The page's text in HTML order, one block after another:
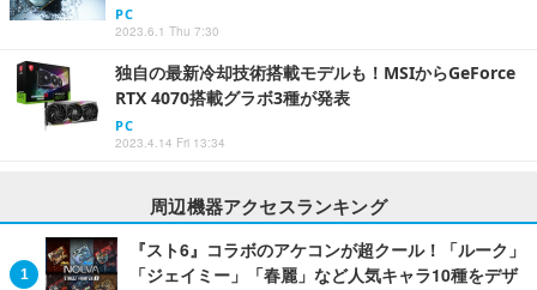
PC
2023.6.1 Thu 7:30
独自の最新冷却技術搭載モデルも！MSIからGeForce
RTX 4070搭載グラボ3種が発表
PC
2023.4.14 Fri 13:34
周辺機器アクセスランキング
『スト6』コラボのアケコンが超クール！「ルーク」
「ジェイミー」「春麗」など人気キャラ10種をデザ